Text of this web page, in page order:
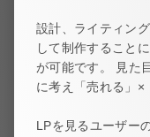
設計、ライティン
して制作すること
が可能です。 見た
に考え「売れる」×
LPを見るユーザー